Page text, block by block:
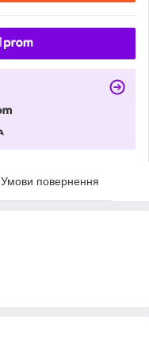
Умови повернення